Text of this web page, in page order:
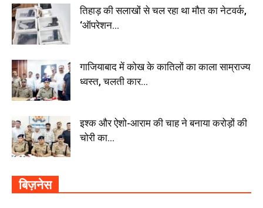
तिहाड़ की सलाखों से चल रहा था मौत का नेटवर्क,
‘ऑपरेशन...
गाजियाबाद में कोख के कातिलों का काला साम्राज्य
ध्वस्त, चलती कार...
इश्क और ऐशो-आराम की चाह ने बनाया करोड़ों की
चोरी का...
बिज़नेस